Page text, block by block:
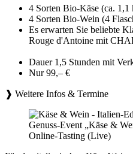
4 Sorten Bio-Käse (ca. 1,1
4 Sorten Bio-Wein (4
Es erwarten Sie beliebte
Rouge d'Antoine mit
Dauer 1,5 Stunden mit
Nur 99,– €
❱ Weitere Infos & Termine
Genuss-Event „Käse &
Online-Tasting (Live)